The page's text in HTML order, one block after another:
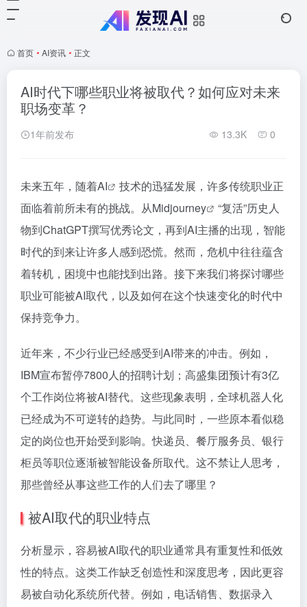
首页 • AI资讯 • 正文
AI时代下哪些职业将被取代？如何应对未来
职场变革？
1年前发布 13.3K 0
未来五年，随着AI
技术的迅猛发展，许多传统职业正
面临着前所未有的挑战。从Midjourney
“复活”历史人
物到ChatGPT撰写优秀论文，再到AI主播的出现，智能
时代的到来让许多人感到恐慌。然而，危机中往往蕴含
着转机，困境中也能找到出路。接下来我们将探讨哪些
职业可能被AI取代，以及如何在这个快速变化的时代中
保持竞争力。
近年来，不少行业已经感受到AI带来的冲击。例如，
IBM宣布暂停7800人的招聘计划；高盛集团预计有3亿
个工作岗位将被AI替代。这些现象表明，全球机器人化
已经成为不可逆转的趋势。与此同时，一些原本看似稳
定的岗位也开始受到影响。快递员、餐厅服务员、银行
柜员等职位逐渐被智能设备所取代。这不禁让人思考，
那些曾经从事这些工作的人们去了哪里？
被AI取代的职业特点
分析显示，容易被AI取代的职业通常具有重复性和低效
性的特点。这类工作缺乏创造性和深度思考，因此更容
易被自动化系统所代替。例如，电话销售、数据录入